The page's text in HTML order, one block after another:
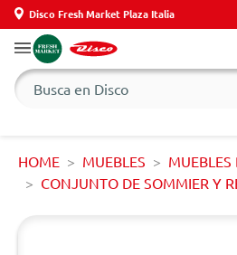
Disco Fresh Market Plaza Italia
HOME MUEBLES
MUEBLES
CONJUNTO DE SOMMIER Y